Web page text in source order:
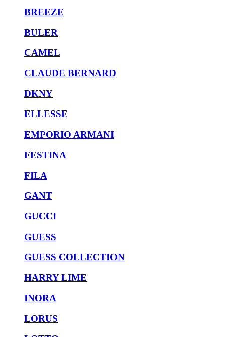
BREEZE
BULER
CAMEL
CLAUDE BERNARD
DKNY
ELLESSE
EMPORIO ARMANI
FESTINA
FILA
GANT
GUCCI
GUESS
GUESS COLLECTION
HARRY LIME
INORA
LORUS